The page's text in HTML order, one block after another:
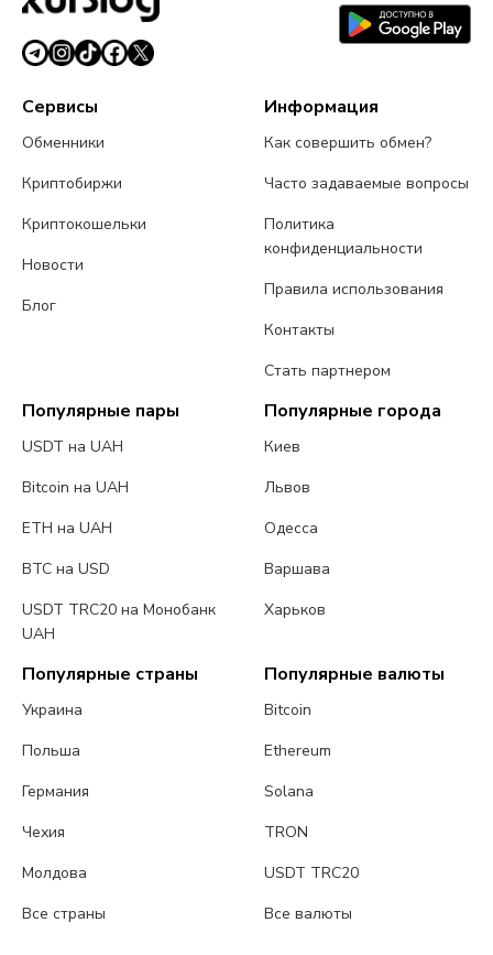
Сервисы
Обменники
Криптобиржи
Криптокошельки
Новости
Блог
Информация
Как совершить обмен?
Часто задаваемые вопросы
Политика
конфиденциальности
Правила использования
Контакты
Стать партнером
Популярные пары
USDT на UAH
Bitcoin на UAH
ETH на UAH
BTC на USD
USDT TRC20 на Монобанк
UAH
Популярные города
Киев
Львов
Одесса
Варшава
Харьков
Популярные страны
Украина
Польша
Германия
Чехия
Молдова
Все страны
Популярные валюты
Bitcoin
Ethereum
Solana
TRON
USDT TRC20
Все валюты